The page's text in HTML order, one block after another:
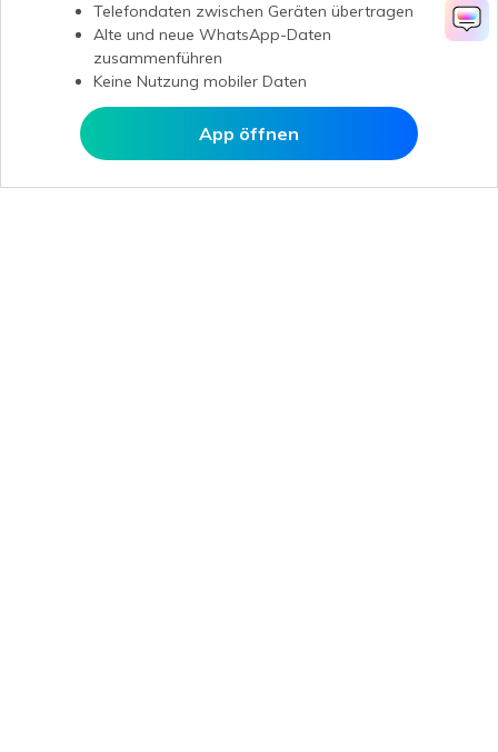
In MobileTrans öffnen
Telefondaten zwischen Geräten übertragen
Alte und neue WhatsApp-Daten
zusammenführen
Keine Nutzung mobiler Daten
App öffnen